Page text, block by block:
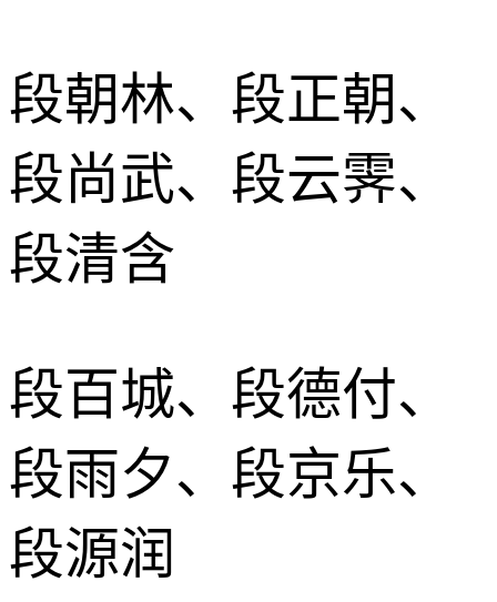
段朝林、段正朝、
段尚武、段云霁、
段清含
段百城、段德付、
段雨夕、段京乐、
段源润